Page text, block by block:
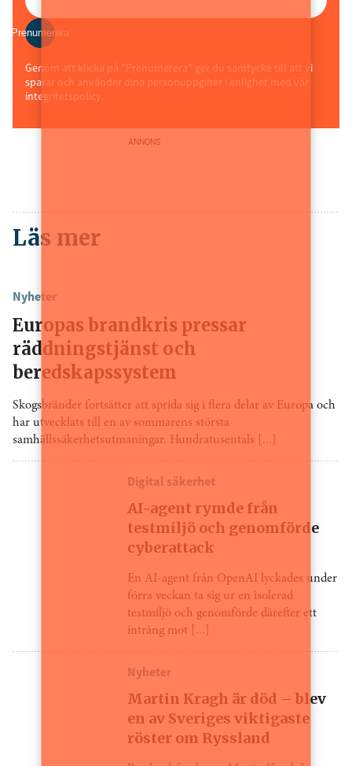
Prenumerera
Genom att klicka på "Prenumerera" ger du samtycke till att vi
sparar och använder dina personuppgifter i enlighet med vår
integritetspolicy.
ANNONS
Läs mer
Nyheter
Europas brandkris pressar
räddningstjänst och
beredskapssystem
Skogsbränder fortsätter att sprida sig i flera delar av Europa och
har utvecklats till en av sommarens största
samhällssäkerhetsutmaningar. Hundratusentals [...]
Digital säkerhet
AI-agent rymde från
testmiljö och genomförde
cyberattack
En AI-agent från OpenAI lyckades under
förra veckan ta sig ur en isolerad
testmiljö och genomförde därefter ett
intrång mot [...]
Nyheter
Martin Kragh är död – blev
en av Sveriges viktigaste
röster om Ryssland